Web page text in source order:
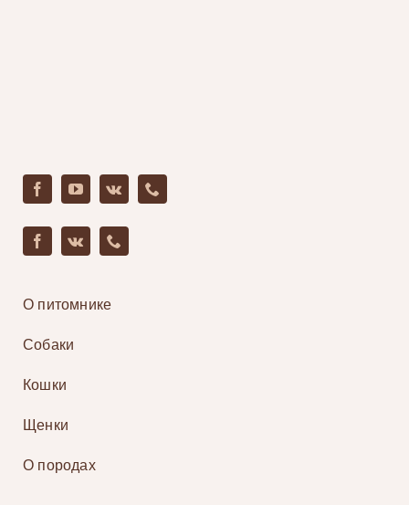
О питомнике
Собаки
Кошки
Щенки
О породах